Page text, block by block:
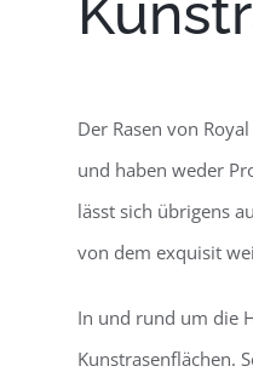
Der Rasen von
und haben weder
lässt sich übrigens
von dem exquisit
In und rund um die
Kunstrasenflächen.